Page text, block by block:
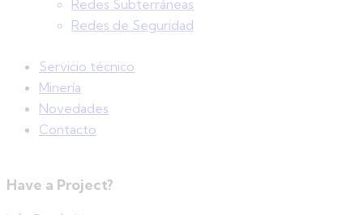
Redes Subterráneas
Redes de Seguridad
Servicio técnico
Minería
Novedades
Contacto
Have a Project?